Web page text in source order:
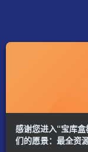
感谢您进入“宝库
们的愿景：最全资